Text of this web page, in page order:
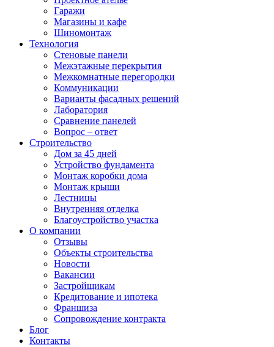
Гаражи
Магазины и кафе
Шиномонтаж
Технология
Стеновые панели
Межэтажные перекрытия
Межкомнатные перегородки
Коммуникации
Варианты фасадных решений
Лаборатория
Сравнение панелей
Вопрос – ответ
Строительство
Дом за 45 дней
Устройство фундамента
Монтаж коробки дома
Монтаж крыши
Лестницы
Внутренняя отделка
Благоустройство участка
О компании
Отзывы
Объекты строительства
Новости
Вакансии
Застройщикам
Кредитование и ипотека
Франшиза
Сопровождение контракта
Блог
Контакты